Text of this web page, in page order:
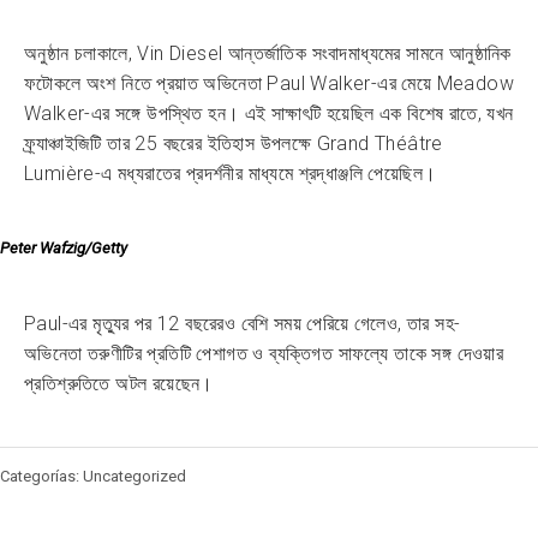
অনুষ্ঠান চলাকালে, Vin Diesel আন্তর্জাতিক সংবাদমাধ্যমের সামনে আনুষ্ঠানিক
ফটোকলে অংশ নিতে প্রয়াত অভিনেতা Paul Walker-এর মেয়ে Meadow
Walker-এর সঙ্গে উপস্থিত হন। এই সাক্ষাৎটি হয়েছিল এক বিশেষ রাতে, যখন
ফ্র্যাঞ্চাইজিটি তার 25 বছরের ইতিহাস উপলক্ষে Grand Théâtre
Lumière-এ মধ্যরাতের প্রদর্শনীর মাধ্যমে শ্রদ্ধাঞ্জলি পেয়েছিল।
Peter Wafzig/Getty
Paul-এর মৃত্যুর পর 12 বছরেরও বেশি সময় পেরিয়ে গেলেও, তার সহ-
অভিনেতা তরুণীটির প্রতিটি পেশাগত ও ব্যক্তিগত সাফল্যে তাকে সঙ্গ দেওয়ার
প্রতিশ্রুতিতে অটল রয়েছেন।
Categorías: Uncategorized